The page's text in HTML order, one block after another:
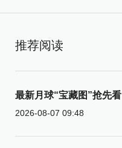
推荐阅读
最新月球“宝藏图”抢先看
2026-08-07 09:48